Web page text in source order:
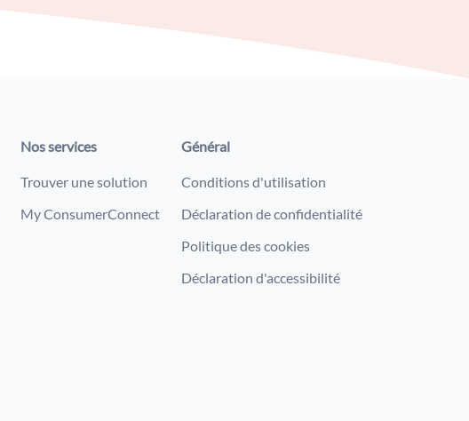
Nos services
Trouver une solution
My ConsumerConnect
Général
Conditions d'utilisation
Déclaration de confidentialité
Politique des cookies
Déclaration d'accessibilité